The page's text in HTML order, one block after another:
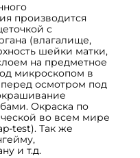
производится
с
(влагалище,
шейки матки,
на предметное
микроскопом в
осмотром под
Окраска по
во всем мире
test). Так же
и т.д.